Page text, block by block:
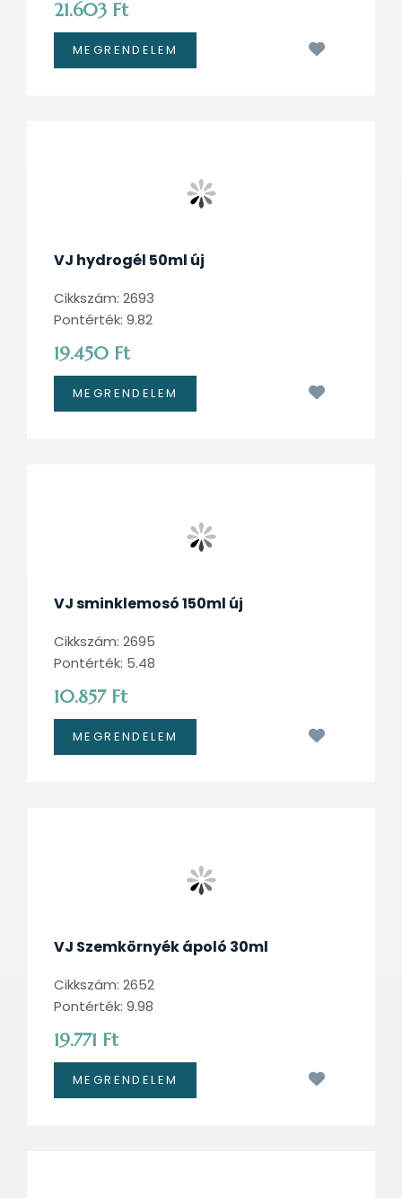
21.603 Ft
VJ hydrogél 50ml új
Cikkszám: 2693
Pontérték: 9.82
19.450 Ft
VJ sminklemosó 150ml új
Cikkszám: 2695
Pontérték: 5.48
10.857 Ft
VJ Szemkörnyék ápoló 30ml
Cikkszám: 2652
Pontérték: 9.98
19.771 Ft